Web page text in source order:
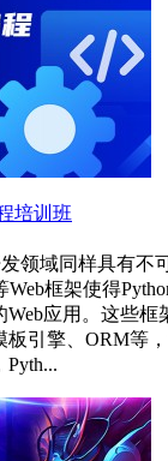
培训班
领域同样具有不
Web框架使得
Web应用。这些框
板引擎、ORM等